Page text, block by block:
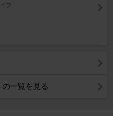
フ
の一覧を見る